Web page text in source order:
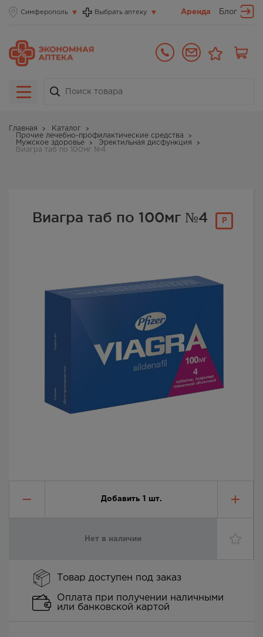
Симферополь Выбрать аптеку Аренда Блог
Главная
Каталог
Прочие лечебно-профилактические средства
Мужское здоровье
Эректильная дисфункция
Виагра таб по 100мг №4
Р
Виагра таб по 100мг №4
Добавить 1 шт.
Нет в наличии
Товар доступен под заказ
Оплата при получении наличными
или банковской картой